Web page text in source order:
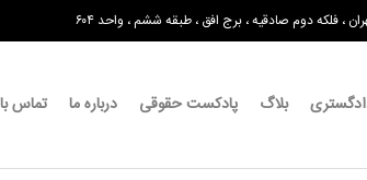
، فلکه دوم صادقیه ، برج افق ، طبقه ششم ، واحد ۶۰۴
بلاگ پادکست حقوقی درباره ما تماس